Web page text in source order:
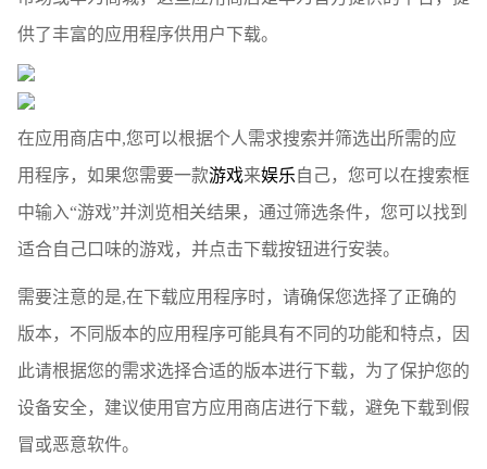
供了丰富的应用程序供用户下载。
在应用商店中,您可以根据个人需求搜索并筛选出所需的应
用程序，如果您需要一款游戏来娱乐自己，您可以在搜索框
中输入“游戏”并浏览相关结果，通过筛选条件，您可以找到
适合自己口味的游戏，并点击下载按钮进行安装。
需要注意的是,在下载应用程序时，请确保您选择了正确的
版本，不同版本的应用程序可能具有不同的功能和特点，因
此请根据您的需求选择合适的版本进行下载，为了保护您的
设备安全，建议使用官方应用商店进行下载，避免下载到假
冒或恶意软件。